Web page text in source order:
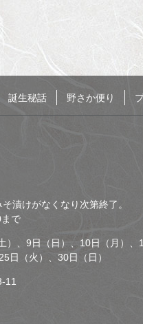
誕生秘話 野さか便り
けがなくなり次第終了。
で
、9日（日）、10日（月）、
日（火）、30日（日）
11